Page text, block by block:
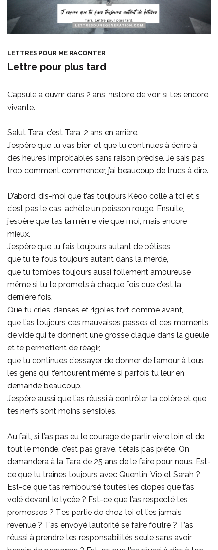
LETTRES POUR ME RACONTER
Lettre pour plus tard
Capsule à ouvrir dans 2 ans, histoire de voir si t’es encore
vivante.
Salut Tara, c’est Tara, 2 ans en arrière.
J’espère que tu vas bien et que tu continues à écrire à
des heures improbables sans raison précise. Je sais pas
trop comment commencer, j’ai beaucoup de trucs à dire.
D’abord, dis-moi que t’as toujours Kéoo collé à toi et si
c’est pas le cas, achète un poisson rouge. Ensuite,
j’espère que t’as la même vie que moi, mais encore
mieux.
J’espère que tu fais toujours autant de bêtises,
que tu te fous toujours autant dans la merde,
que tu tombes toujours aussi follement amoureuse
même si tu te promets à chaque fois que c’est la
dernière fois.
Que tu cries, danses et rigoles fort comme avant,
que t’as toujours ces mauvaises passes et ces moments
de vide qui te donnent une grosse claque dans la gueule
et te permettent de réagir,
que tu continues d’essayer de donner de l’amour à tous
les gens qui t’entourent même si parfois tu leur en
demande beaucoup.
J’espère aussi que t’as réussi à contrôler ta colère et que
tes nerfs sont moins sensibles.
Au fait, si t’as pas eu le courage de partir vivre loin et de
tout le monde, c’est pas grave, t’étais pas prête. On
demandera à la Tara de 25 ans de le faire pour nous. Est-
ce que tu traînes toujours avec Quentin, Vio et Sarah ?
Est-ce que t’as remboursé toutes les clopes que t’as
volé devant le lycée ? Est-ce que t’as respecté tes
promesses ? T’es partie de chez toi et t’es jamais
revenue ? T’as envoyé l’autorité se faire foutre ? T’as
réussi à prendre tes responsabilités seule sans avoir